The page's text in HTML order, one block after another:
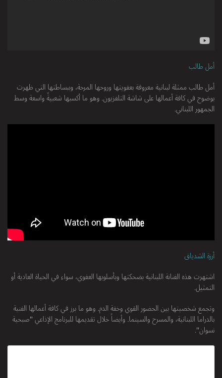
أمل طالب
أمل طالب ممثلة لبنانية معروفة بعفويتها وروحها المرحة، وببساطتها التي ظهرت
بوضوح في كافة أعمالها على شاشة التلفزيون. وهو ما أكسبها شعبيةً واسعة وسط
الجمهور اللبناني.
أرزة الشدياق
اشتهرت هذه الفنانة اللبنانية بضحكتها وبأسلوبها العفوي، سواء في الحياة العادية أو
التمثيل.
وتجمع شخصيتها بين الحضور القوي وخفة الدم. وهو ما برز في كافة أعمالها الفنية
بالدراما اللبنانية، والمسرح والسينما. وأيضاً خلال تقديمها للبرنامج الإذاعي "صبحية
نسوان".